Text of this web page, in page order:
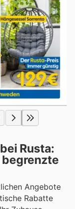
Rusta:
Angebote
Rabatte